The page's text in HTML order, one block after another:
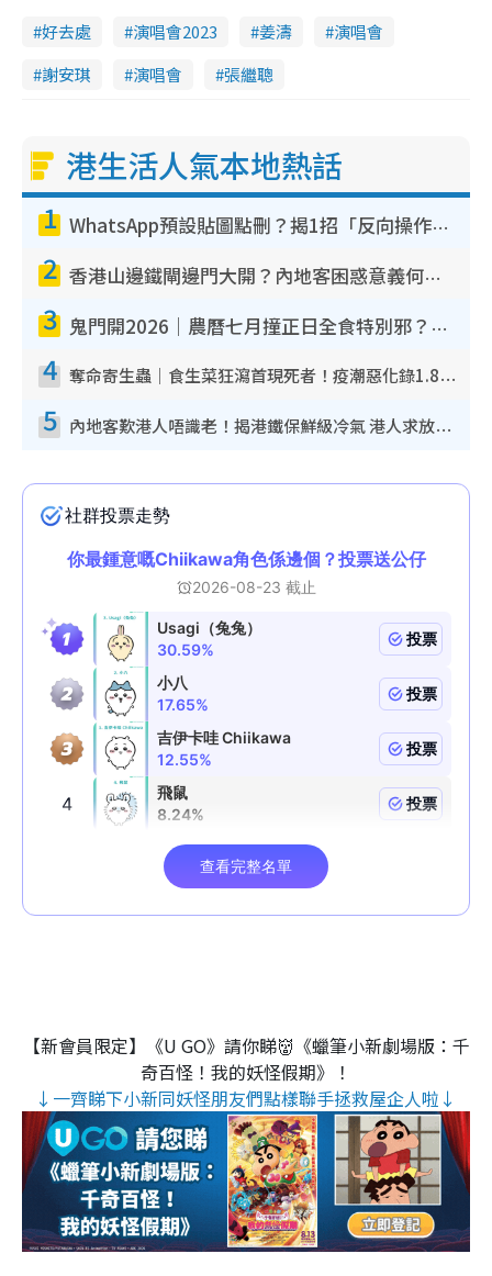
好去處 演唱會2023 姜濤
演唱會
謝安琪
演唱會 張繼聰
港生活人氣本地熱話
1 WhatsApp預設貼圖點刪？揭1招「反向操作」還原簡潔介面 附3步實測教學
2 香港山邊鐵閘邊門大開？內地客困惑意義何在！網民神回覆：呢種叫法理性防禦
3 鬼門開2026｜農曆七月撞正日全食特別邪？專家警告切忌做一事！揭4大禁忌+2招保平安
4 奪命寄生蟲｜食生菜狂瀉首現死者！疫潮惡化錄1.8萬宗病例 揭洗菜3大謬誤
5 內地客歎港人唔識老！揭港鐵保鮮級冷氣 港人求放過：咪投訴
【新會員限定】《U GO》請你睇👹《蠟筆小新劇場版：千
奇百怪！我的妖怪假期》！
↓一齊睇下小新同妖怪朋友們點樣聯手拯救屋企人啦↓